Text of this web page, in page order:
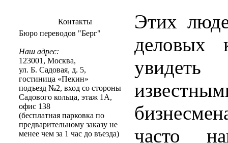
Контакты
Бюро переводов "Берг"
Наш адрес:
123001 , Москва,
ул. Б. Садовая, д. 5,
гостиница «Пекин»
подъезд №2, вход со стороны
Садового кольца, этаж 1А,
офис 138
(бесплатная парковка по
предварительному заказу не
менее чем за 1 час до въезда)
Этих
деловых
часто